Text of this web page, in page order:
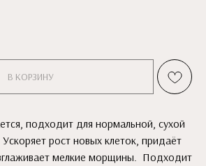
В КОРЗИНУ
подходит для нормальной, сухой
рост новых клеток, придаёт
мелкие морщины. Подходит